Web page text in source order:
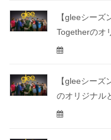
【gleeシーズ
Togetherのオ
【gleeシー
のオリジナル